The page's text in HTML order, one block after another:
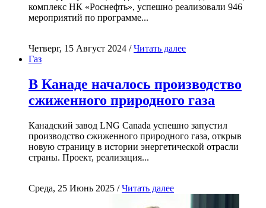
комплекс НК «Роснефть», успешно реализовали 946
мероприятий по программе...
Четверг, 15 Август 2024 /Читать далее
Газ
В Канаде началось производство
сжиженного природного газа
Канадский завод LNG Canada успешно запустил
производство сжиженного природного газа, открыв
новую страницу в истории энергетической отрасли
страны. Проект, реализация...
Среда, 25 Июнь 2025 /Читать далее